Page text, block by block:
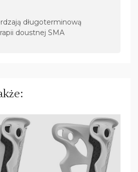
długoterminową
doustnej SMA